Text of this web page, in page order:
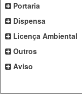
Portaria
Dispensa
Licença Ambiental
Outros
Aviso